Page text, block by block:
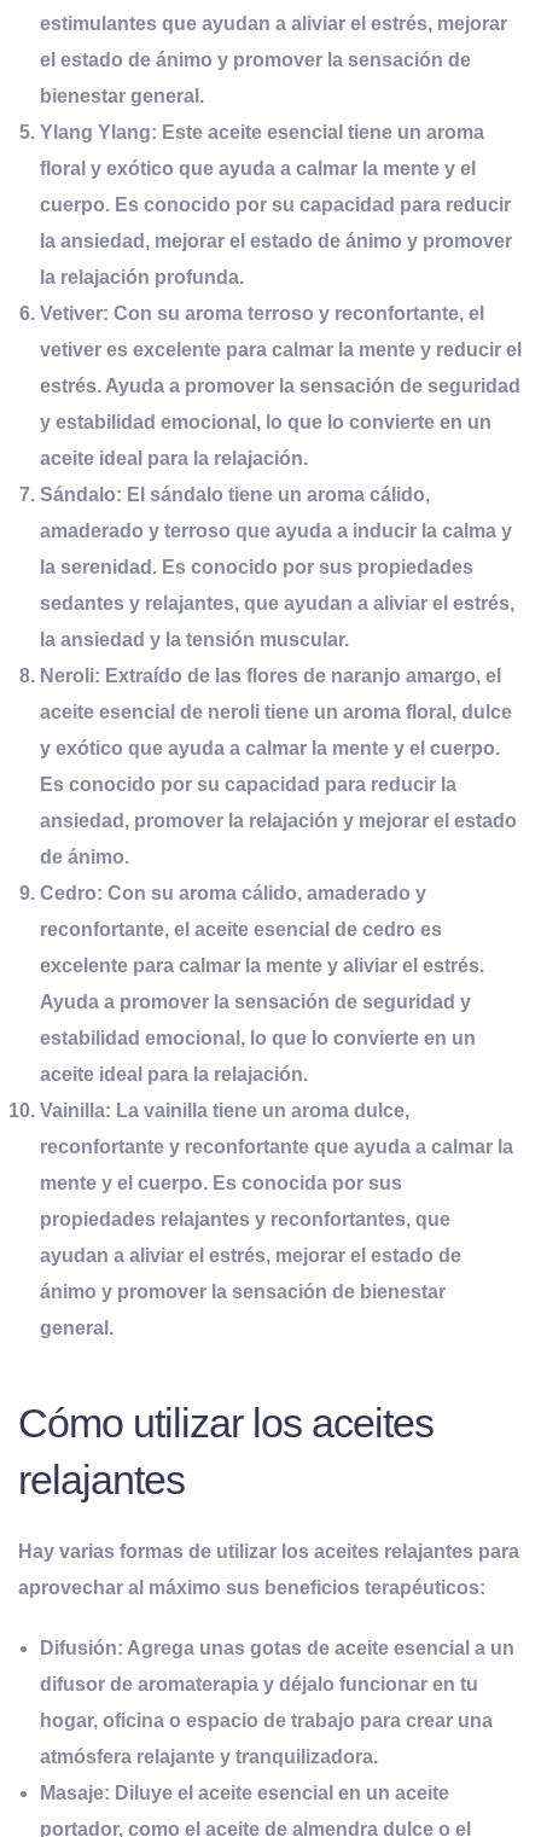
estimulantes que ayudan a aliviar el estrés, mejorar
el estado de ánimo y promover la sensación de
bienestar general.
Ylang Ylang: Este aceite esencial tiene un aroma
floral y exótico que ayuda a calmar la mente y el
cuerpo. Es conocido por su capacidad para reducir
la ansiedad, mejorar el estado de ánimo y promover
la relajación profunda.
Vetiver: Con su aroma terroso y reconfortante, el
vetiver es excelente para calmar la mente y reducir el
estrés. Ayuda a promover la sensación de seguridad
y estabilidad emocional, lo que lo convierte en un
aceite ideal para la relajación.
Sándalo: El sándalo tiene un aroma cálido,
amaderado y terroso que ayuda a inducir la calma y
la serenidad. Es conocido por sus propiedades
sedantes y relajantes, que ayudan a aliviar el estrés,
la ansiedad y la tensión muscular.
Neroli: Extraído de las flores de naranjo amargo, el
aceite esencial de neroli tiene un aroma floral, dulce
y exótico que ayuda a calmar la mente y el cuerpo.
Es conocido por su capacidad para reducir la
ansiedad, promover la relajación y mejorar el estado
de ánimo.
Cedro: Con su aroma cálido, amaderado y
reconfortante, el aceite esencial de cedro es
excelente para calmar la mente y aliviar el estrés.
Ayuda a promover la sensación de seguridad y
estabilidad emocional, lo que lo convierte en un
aceite ideal para la relajación.
Vainilla: La vainilla tiene un aroma dulce,
reconfortante y reconfortante que ayuda a calmar la
mente y el cuerpo. Es conocida por sus
propiedades relajantes y reconfortantes, que
ayudan a aliviar el estrés, mejorar el estado de
ánimo y promover la sensación de bienestar
general.
Cómo utilizar los aceites
relajantes
Hay varias formas de utilizar los aceites relajantes para
aprovechar al máximo sus beneficios terapéuticos:
Difusión: Agrega unas gotas de aceite esencial a un
difusor de aromaterapia y déjalo funcionar en tu
hogar, oficina o espacio de trabajo para crear una
atmósfera relajante y tranquilizadora.
Masaje: Diluye el aceite esencial en un aceite
portador, como el aceite de almendra dulce o el